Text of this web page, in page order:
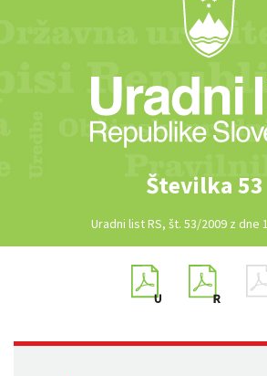
Številka 53
Uradni list RS, št. 53/2009 z dne